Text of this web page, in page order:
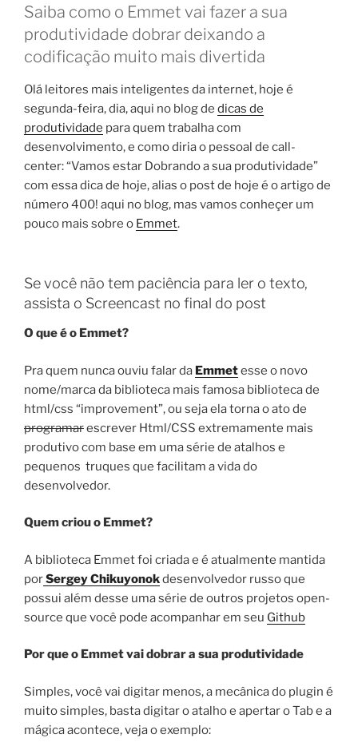
Saiba como o Emmet vai fazer a sua
produtividade dobrar deixando a
codificação muito mais divertida
Olá leitores mais inteligentes da internet, hoje é
segunda-feira, dia, aqui no blog de dicas de
produtividade para quem trabalha com
desenvolvimento, e como diria o pessoal de call-
center: “Vamos estar Dobrando a sua produtividade”
com essa dica de hoje, alias o post de hoje é o artigo de
número 400! aqui no blog, mas vamos conheçer um
pouco mais sobre o Emmet.
Se você não tem paciência para ler o texto,
assista o Screencast no final do post
O que é o Emmet?
Pra quem nunca ouviu falar da Emmetesse o novo
nome/marca da biblioteca mais famosa biblioteca de
html/css “improvement”, ou seja ela torna o ato de
programarescrever Html/CSS extremamente mais
produtivo com base em uma série de atalhos e
pequenos truques que facilitam a vida do
desenvolvedor.
Quem criou o Emmet?
A biblioteca Emmet foi criada e é atualmente mantida
porSergey Chikuyonokdesenvolvedor russo que
possui além desse uma série de outros projetos open-
source que você pode acompanhar em seu Github
Por que o Emmet vai dobrar a sua produtividade
Simples, você vai digitar menos, a mecânica do plugin é
muito simples, basta digitar o atalho e apertar o Tab e a
mágica acontece, veja o exemplo: